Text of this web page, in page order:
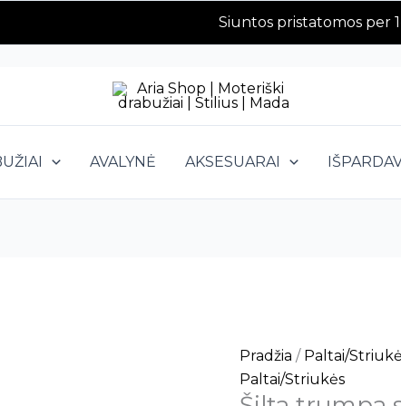
Siuntos pristatomos per 1-3
AVALYNĖ AKSESUARAI
Pradžia / Paltai/
Paltai/Striukės
produkto
kiekis:
Šilta
striukė